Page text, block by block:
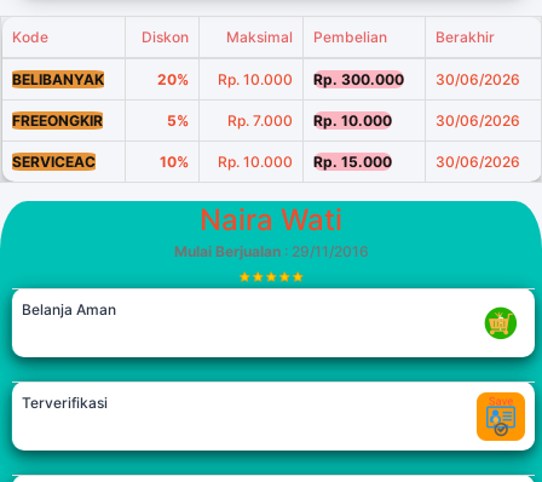
Kode Diskon Maksimal Pembelian Berakhir
BELIBANYAK 20% Rp. 10.000 Rp. 300.000 30/06/2026
FREEONGKIR 5% Rp. 7.000 Rp. 10.000 30/06/2026
SERVICEAC 10% Rp. 10.000 Rp. 15.000 30/06/2026
Naira Wati
Mulai Berjualan: 29/11/2016
Belanja Aman
Terverifikasi